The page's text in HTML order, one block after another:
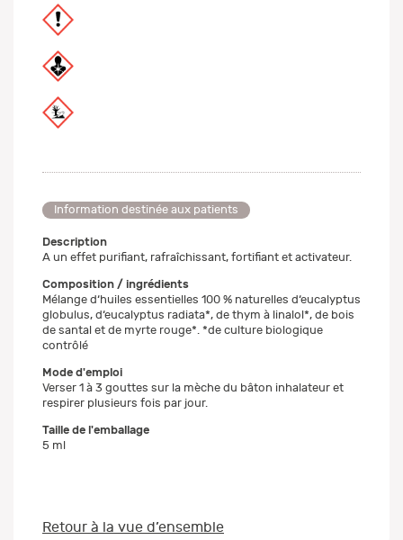
Information destinée aux patients
Description
A un effet purifiant, rafraîchissant, fortifiant et activateur.
Composition / ingrédients
Mélange d‘huiles essentielles 100 % naturelles d‘eucalyptus
globulus, d‘eucalyptus radiata*, de thym à linalol*, de bois
de santal et de myrte rouge*. *de culture biologique
contrôlé
Mode d'emploi
Verser 1 à 3 gouttes sur la mèche du bâton inhalateur et
respirer plusieurs fois par jour.
Taille de l'emballage
5 ml
Retour à la vue d’ensemble